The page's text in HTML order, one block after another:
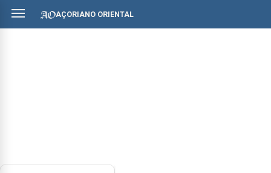
AÇORIANO ORIENTAL